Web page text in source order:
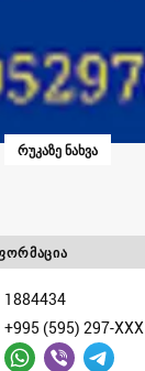
ᲠᲣᲙᲐᲖᲔ ᲜᲐᲮᲕᲐ
1884434
+995 (595) 297-XXX